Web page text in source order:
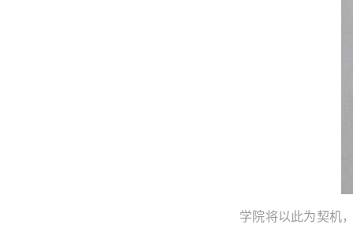
学院将以此为契机